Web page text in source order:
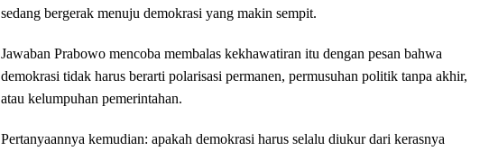
sedang bergerak menuju demokrasi yang makin sempit.
Jawaban Prabowo mencoba membalas kekhawatiran itu dengan pesan bahwa
demokrasi tidak harus berarti polarisasi permanen, permusuhan politik tanpa akhir,
atau kelumpuhan pemerintahan.
Pertanyaannya kemudian: apakah demokrasi harus selalu diukur dari kerasnya